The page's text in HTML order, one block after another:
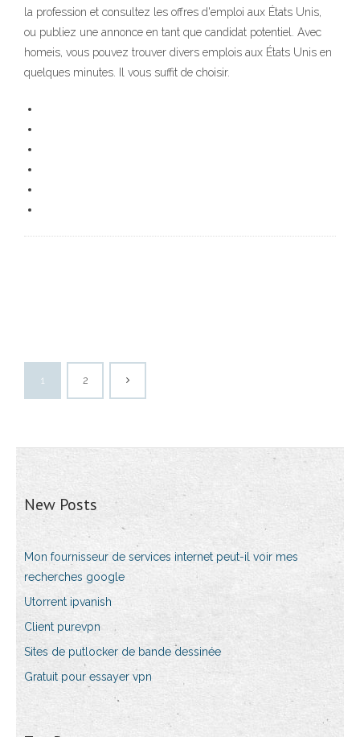
la profession et consultez les offres d'emploi aux États Unis,
ou publiez une annonce en tant que candidat potentiel. Avec
homeis, vous pouvez trouver divers emplois aux États Unis en
quelques minutes. Il vous suffit de choisir.
1 2
New Posts
Mon fournisseur de services internet peut-il voir mes
recherches google
Utorrent ipvanish
Client purevpn
Sites de putlocker de bande dessinée
Gratuit pour essayer vpn